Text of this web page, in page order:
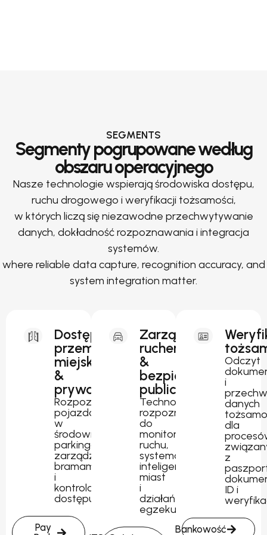
SEGMENTS
Segmenty pogrupowane według
obszaru operacyjnego
Nasze technologie wspierają środowiska dostępu,
ruchu drogowego i weryfikacji tożsamości,
w których liczą się niezawodne przechwytywanie
danych, dokładność rozpoznawania i integracja
systemów.
where reliable data capture, recognition accuracy, and
system integration matter.
Dostęp
przemysłowy,
miejski
&
prywatny
Rozpoznawanie
pojazdów
w
środowiskach
parkingowych,
zarządzania
bramami
i
kontrolowanego
dostępu.
Pay
Zarządzanie
ruchem
&
bezpieczeństwo
publiczne
Technologia
rozpoznawania
do
monitorowania
ruchu,
systemów
inteligentnych
miast
i
działań
egzekucyjnych.
Odczyt
i
danych
dla
z
ID i
Bankowość